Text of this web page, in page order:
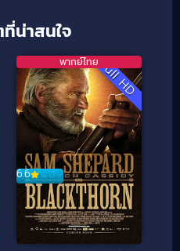
น่าสนใจ
Full HD
6.6
พากย์ไทย